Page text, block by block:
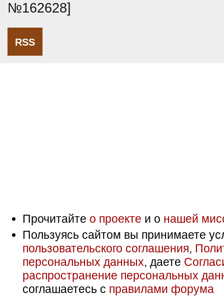
№162628]
RSS
Прочитайте о проекте и о нашей
Пользуясь сайтом вы принимаете
пользовательского соглашения,
персональных данных, даете
распространение персональных
соглашаетесь с правилами форума